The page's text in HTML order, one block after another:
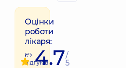
Оцінки
роботи
лікаря:
69
відгуків
4.7/
5